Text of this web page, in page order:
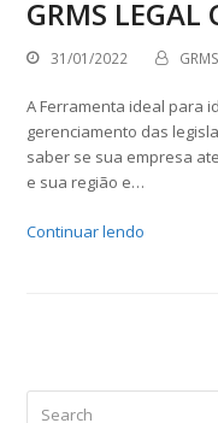
GRMS LEGAL
31/01/2022
A Ferramenta ideal para
gerenciamento das
saber se sua empresa
e sua região e…
Continuar lendo